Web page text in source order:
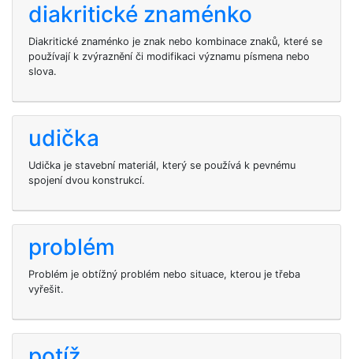
diakritické znaménko
Diakritické znaménko je znak nebo kombinace znaků, které se
používají k zvýraznění či modifikaci významu písmena nebo
slova.
udička
Udička je stavební materiál, který se používá k pevnému
spojení dvou konstrukcí.
problém
Problém je obtížný problém nebo situace, kterou je třeba
vyřešit.